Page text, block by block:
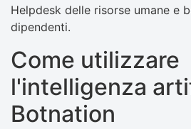
Helpdesk delle risorse umane e
dipendenti.
Come utilizzare
l'intelligenza
Botnation